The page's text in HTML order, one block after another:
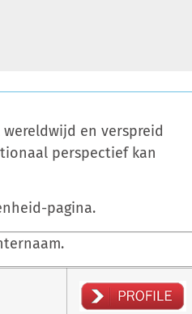
wereldwijd en verspreid
perspectief kan
pagina.